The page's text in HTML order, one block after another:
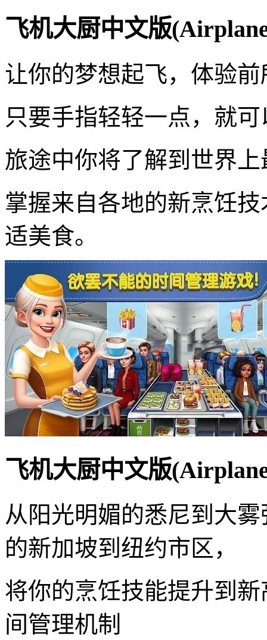
飞机大厨中文版
让你的梦想起飞，体验
只要手指轻轻一点，就
旅途中你将了解到世界
掌握来自各地的新烹饪
适美食。
飞机大厨中文版
从阳光明媚的悉尼到大
的新加坡到纽约市区，
将你的烹饪技能提升到
间管理机制